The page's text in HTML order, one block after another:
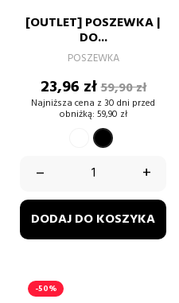
[OUTLET] POSZEWKA |
DO...
POSZEWKA
Cena
23,96 złCena
podstawowa
59,90 zł
Najniższa cena z 30 dni przed
obniżką: 59,90 zł
BIAŁYCZARNY
– +
DODAJ DO KOSZYKA
-50%